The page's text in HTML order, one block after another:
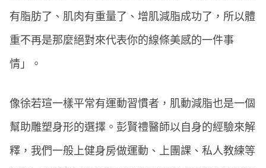
有脂肪了、肌肉有重量了、增肌減脂成功了，所以體
重不再是那麼絕對來代表你的線條美感的一件事
情」。
像徐若瑄一樣平常有運動習慣者，肌動減脂也是一個
幫助雕塑身形的選擇。彭賢禮醫師以自身的經驗來解
釋，我們一般上健身房做運動、上團課、私人教練等